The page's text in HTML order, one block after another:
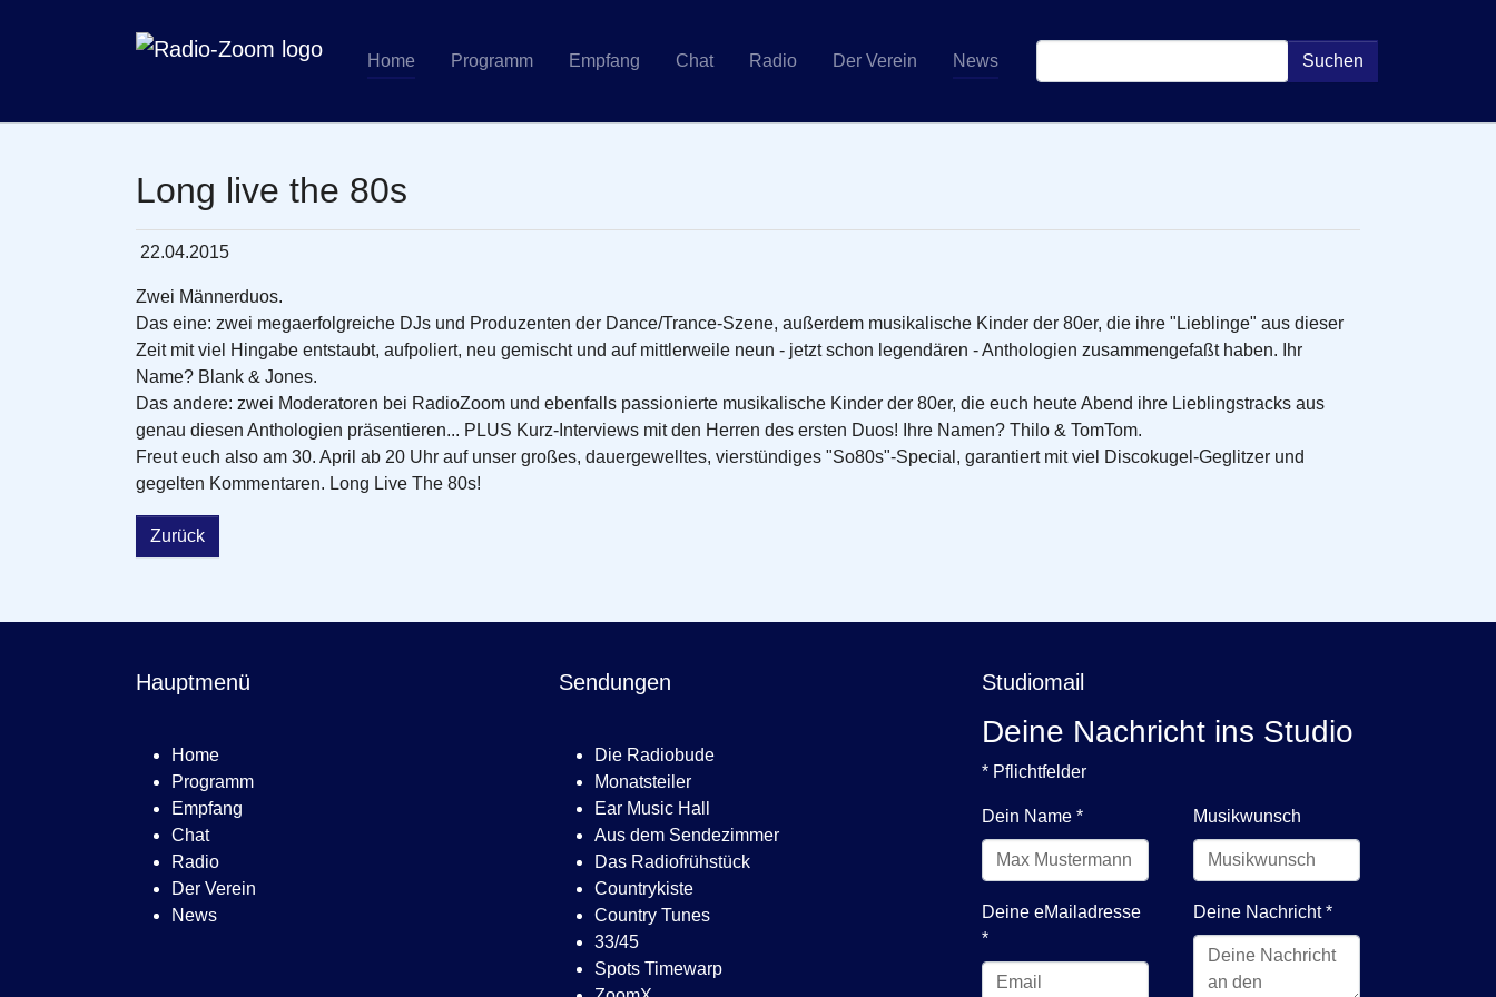
Home Programm Empfang Chat Radio Der Verein News Suchen
Long live the 80s
22.04.2015
Zwei Männerduos.
Das eine: zwei megaerfolgreiche DJs und Produzenten der Dance/Trance-Szene, außerdem musikalische Kinder der 80er, die ihre "Lieblinge" aus dieser
Zeit mit viel Hingabe entstaubt, aufpoliert, neu gemischt und auf mittlerweile neun - jetzt schon legendären - Anthologien zusammengefaßt haben. Ihr
Name? Blank & Jones.
Das andere: zwei Moderatoren bei RadioZoom und ebenfalls passionierte musikalische Kinder der 80er, die euch heute Abend ihre Lieblingstracks aus
genau diesen Anthologien präsentieren... PLUS Kurz-Interviews mit den Herren des ersten Duos! Ihre Namen? Thilo & TomTom.
Freut euch also am 30. April ab 20 Uhr auf unser großes, dauergewelltes, vierstündiges "So80s"-Special, garantiert mit viel Discokugel-Geglitzer und
gegelten Kommentaren. Long Live The 80s!
Zurück
Hauptmenü
Home
Programm
Empfang
Chat
Radio
Der Verein
News
Sendungen
Die Radiobude
Monatsteiler
Ear Music Hall
Aus dem Sendezimmer
Das Radiofrühstück
Countrykiste
Country Tunes
33/45
Spots Timewarp
Studiomail
Deine Nachricht ins Studio
* Pflichtfelder
Dein Name *
Deine eMailadresse
*
Musikwunsch
Deine Nachricht*